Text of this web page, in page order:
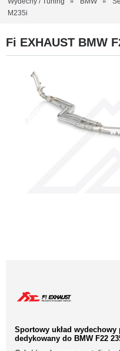
M235i
Fi EXHAUST BMW
Sportowy układ wydechowy
dedykowany do BMW F22